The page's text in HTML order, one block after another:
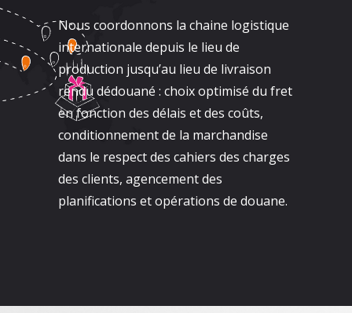
Nous coordonnons la chaine logistique
internationale depuis le lieu de
production jusqu’au lieu de livraison
rendu dédouané : choix optimisé du fret
en fonction des délais et des coûts,
conditionnement de la marchandise
dans le respect des cahiers des charges
des clients, agencement des
planifications et opérations de douane.